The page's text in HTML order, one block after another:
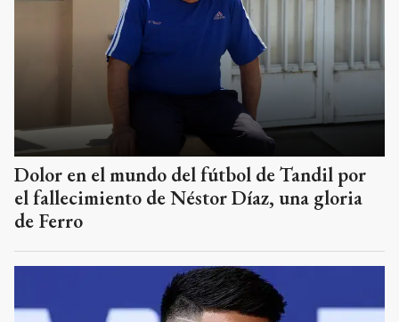
Dolor en el mundo del fútbol de Tandil por
el fallecimiento de Néstor Díaz, una gloria
de Ferro